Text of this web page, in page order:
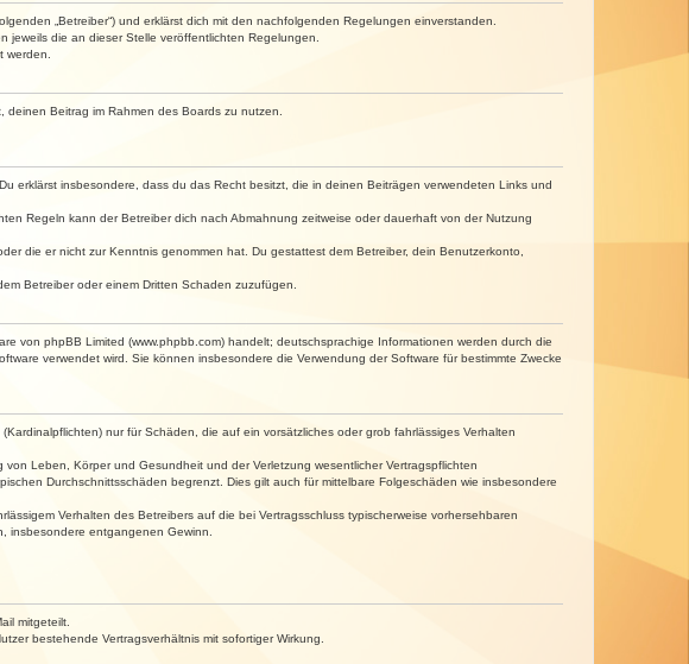
„Betreiber“) und erklärst dich mit den nachfolgenden Regelungen einverstanden.
die an dieser Stelle veröffentlichten Regelungen.
Beitrag im Rahmen des Boards zu nutzen.
erklärst insbesondere, dass du das Recht besitzt, die in deinen Beiträgen verwendeten Links und
Regeln kann der Betreiber dich nach Abmahnung zeitweise oder dauerhaft von der Nutzung
die er nicht zur Kenntnis genommen hat. Du gestattest dem Betreiber, dein Benutzerkonto,
Betreiber oder einem Dritten Schaden zuzufügen.
von phpBB Limited (www.phpbb.com) handelt; deutschsprachige Informationen werden durch die
verwendet wird. Sie können insbesondere die Verwendung der Software für bestimmte Zwecke
nur für Schäden, die auf ein vorsätzliches oder grob fahrlässiges Verhalten
Leben, Körper und Gesundheit und der Verletzung wesentlicher Vertragspflichten
Durchschnittsschäden begrenzt. Dies gilt auch für mittelbare Folgeschäden wie insbesondere
Verhalten des Betreibers auf die bei Vertragsschluss typischerweise vorhersehbaren
insbesondere entgangenen Gewinn.
mitgeteilt.
bestehende Vertragsverhältnis mit sofortiger Wirkung.